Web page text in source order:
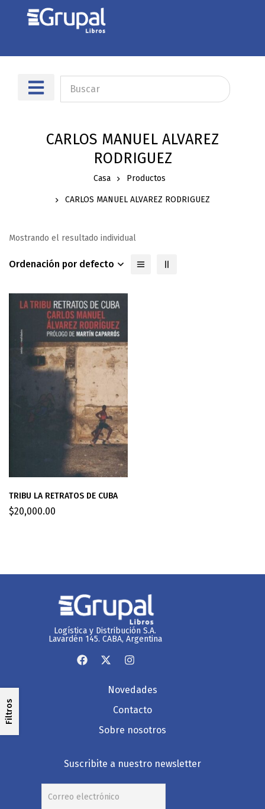
CARLOS MANUEL ALVAREZ
RODRIGUEZ
Casa Productos
CARLOS MANUEL ALVAREZ RODRIGUEZ
Filtros
Mostrando el resultado individual
Ordenación por defecto
TRIBU LA RETRATOS DE CUBA
$20,000.00
Logística y Distribución S.A.
Lavardén 145. CABA, Argentina
Novedades
Contacto
Sobre nosotros
Suscribite a nuestro newsletter